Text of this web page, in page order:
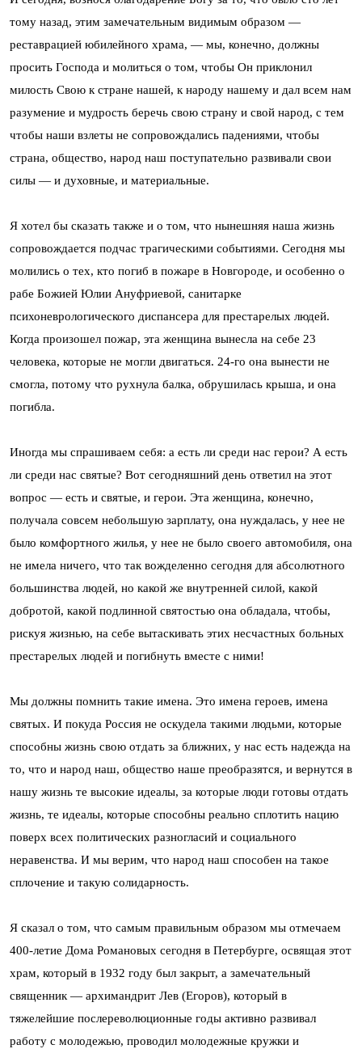
тому назад, этим замечательным видимым образом —
реставрацией юбилейного храма, — мы, конечно, должны
просить Господа и молиться о том, чтобы Он приклонил
милость Свою к стране нашей, к народу нашему и дал всем нам
разумение и мудрость беречь свою страну и свой народ, с тем
чтобы наши взлеты не сопровождались падениями, чтобы
страна, общество, народ наш поступательно развивали свои
силы — и духовные, и материальные.
Я хотел бы сказать также и о том, что нынешняя наша жизнь
сопровождается подчас трагическими событиями. Сегодня мы
молились о тех, кто погиб в пожаре в Новгороде, и особенно о
рабе Божией Юлии Ануфриевой, санитарке
психоневрологического диспансера для престарелых людей.
Когда произошел пожар, эта женщина вынесла на себе 23
человека, которые не могли двигаться. 24-го она вынести не
смогла, потому что рухнула балка, обрушилась крыша, и она
погибла.
Иногда мы спрашиваем себя: а есть ли среди нас герои? А есть
ли среди нас святые? Вот сегодняшний день ответил на этот
вопрос — есть и святые, и герои. Эта женщина, конечно,
получала совсем небольшую зарплату, она нуждалась, у нее не
было комфортного жилья, у нее не было своего автомобиля, она
не имела ничего, что так вожделенно сегодня для абсолютного
большинства людей, но какой же внутренней силой, какой
добротой, какой подлинной святостью она обладала, чтобы,
рискуя жизнью, на себе вытаскивать этих несчастных больных
престарелых людей и погибнуть вместе с ними!
Мы должны помнить такие имена. Это имена героев, имена
святых. И покуда Россия не оскудела такими людьми, которые
способны жизнь свою отдать за ближних, у нас есть надежда на
то, что и народ наш, общество наше преобразятся, и вернутся в
нашу жизнь те высокие идеалы, за которые люди готовы отдать
жизнь, те идеалы, которые способны реально сплотить нацию
поверх всех политических разногласий и социального
неравенства. И мы верим, что народ наш способен на такое
сплочение и такую солидарность.
Я сказал о том, что самым правильным образом мы отмечаем
400-летие Дома Романовых сегодня в Петербурге, освящая этот
храм, который в 1932 году был закрыт, а замечательный
священник — архимандрит Лев (Егоров), который в
тяжелейшие послереволюционные годы активно развивал
работу с молодежью, проводил молодежные кружки и